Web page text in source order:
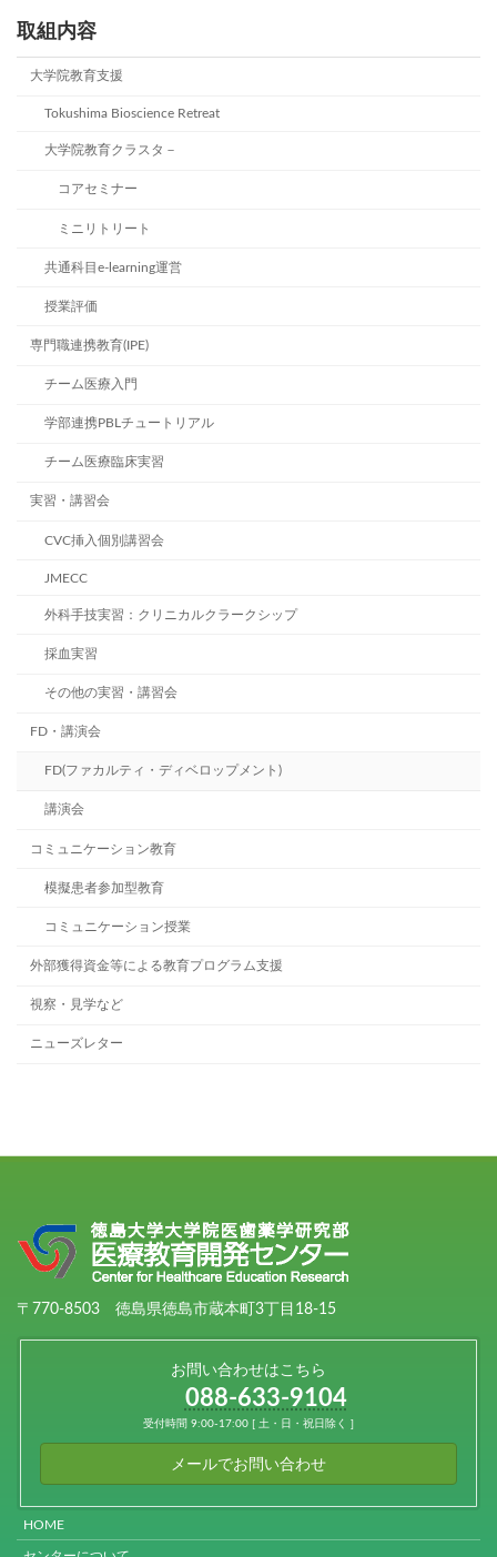
稿
の
ペ
取組内容
大学院教育支援
Tokushima Bioscience Retreat
大学院教育クラスタ－
コアセミナー
ミニリトリート
共通科目e-learning運営
授業評価
専門職連携教育(IPE)
チーム医療入門
学部連携PBLチュートリアル
チーム医療臨床実習
実習・講習会
CVC挿入個別講習会
JMECC
外科手技実習：クリニカルクラークシップ
採血実習
その他の実習・講習会
FD・講演会
FD(ファカルティ・ディベロップメント)
講演会
コミュニケーション教育
模擬患者参加型教育
コミュニケーション授業
外部獲得資金等による教育プログラム支援
視察・見学など
ニューズレター
〒770-8503 徳島県徳島市蔵本町3丁目18-15
お問い合わせはこちら
088-633-9104
受付時間 9:00-17:00 [ 土・日・祝日除く ]
メールでお問い合わせ
HOME